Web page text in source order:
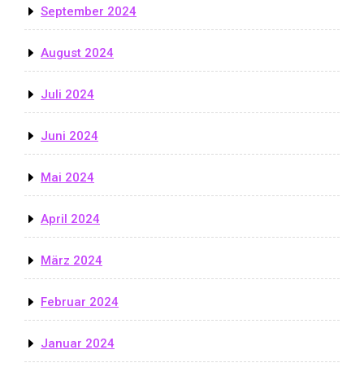
September 2024
August 2024
Juli 2024
Juni 2024
Mai 2024
April 2024
März 2024
Februar 2024
Januar 2024